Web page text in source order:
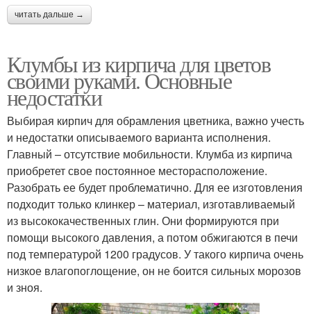
читать дальше →
Клумбы из кирпича для цветов
своими руками. Основные
недостатки
Выбирая кирпич для обрамления цветника, важно учесть
и недостатки описываемого варианта исполнения.
Главный – отсутствие мобильности. Клумба из кирпича
приобретет свое постоянное месторасположение.
Разобрать ее будет проблематично. Для ее изготовления
подходит только клинкер – материал, изготавливаемый
из высококачественных глин. Они формируются при
помощи высокого давления, а потом обжигаются в печи
под температурой 1200 градусов. У такого кирпича очень
низкое влагопоглощение, он не боится сильных морозов
и зноя.